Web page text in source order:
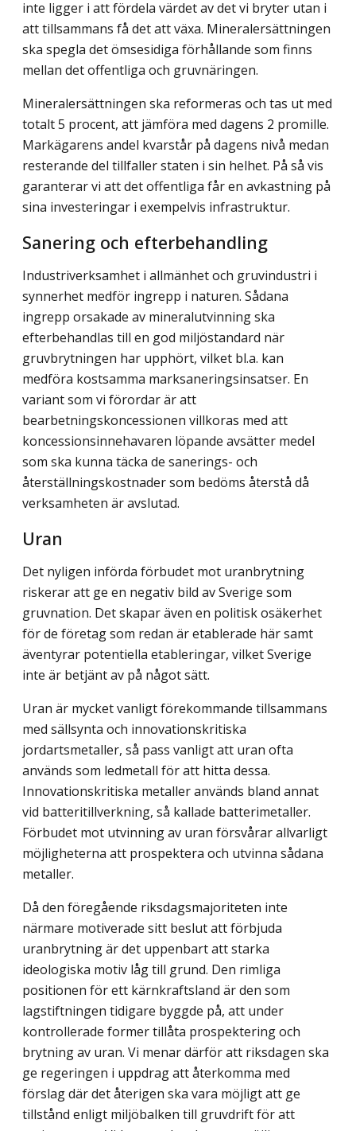
inte ligger i att fördela värdet av det vi bryter utan i
att tillsammans få det att växa. Mineralersättningen
ska spegla det ömsesidiga förhållande som finns
mellan det offentliga och gruvnäringen.
Mineralersättningen ska reformeras och tas ut med
totalt 5 procent, att jämföra med dagens 2 promille.
Markägarens andel kvarstår på dagens nivå medan
resterande del tillfaller staten i sin helhet. På så vis
garanterar vi att det offentliga får en avkastning på
sina investeringar i exempelvis infrastruktur.
Sanering och efterbehandling
Industriverksamhet i allmänhet och gruvindustri i
synnerhet medför ingrepp i naturen. Sådana
ingrepp orsakade av mineralutvinning ska
efterbehandlas till en god miljöstandard när
gruvbrytningen har upphört, vilket bl.a. kan
medföra kostsamma marksaneringsinsatser. En
variant som vi förordar är att
bearbetningskoncessionen villkoras med att
koncessionsinnehavaren löpande avsätter medel
som ska kunna täcka de sanerings- och
återställningskostnader som bedöms återstå då
verksamheten är avslutad.
Uran
Det nyligen införda förbudet mot uranbrytning
riskerar att ge en negativ bild av Sverige som
gruvnation. Det skapar även en politisk osäkerhet
för de företag som redan är etablerade här samt
äventyrar potentiella etableringar, vilket Sverige
inte är betjänt av på något sätt.
Uran är mycket vanligt förekommande tillsammans
med sällsynta och innovations­kritiska
jordartsmetaller, så pass vanligt att uran ofta
används som ledmetall för att hitta dessa.
Innovationskritiska metaller används bland annat
vid batteritillverkning, så kallade batterimetaller.
Förbudet mot utvinning av uran försvårar allvarligt
möjligheterna att prospektera och utvinna sådana
metaller.
Då den föregående riksdagsmajoriteten inte
närmare motiverade sitt beslut att förbjuda
uranbrytning är det uppenbart att starka
ideologiska motiv låg till grund. Den rimliga
positionen för ett kärnkraftsland är den som
lagstiftningen tidigare byggde på, att under
kontrollerade former tillåta prospektering och
brytning av uran. Vi menar därför att riksdagen ska
ge regeringen i uppdrag att återkomma med
förslag där det återigen ska vara möjligt att ge
tillstånd enligt miljöbalken till gruvdrift för att